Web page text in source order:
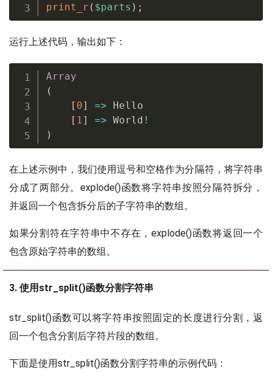
print_r ( $parts ) ;
运行上述代码，输出如下：
Array
(
[ 0] => Hello
[ 1] => World !
)
在上述示例中，我们使用逗号和空格作为分隔符，将字符串
分成了两部分。explode()函数将字符串按照分隔符拆分，
并返回一个包含拆分后的子字符串的数组。
如果分割符在字符串中不存在，explode()函数将返回一个
包含原始字符串的数组。
3. 使用str_split()函数分割字符串
str_split()函数可以将字符串按照固定的长度进行分割，返
回一个包含分割后字符片段的数组。
下面是使用str_split()函数分割字符串的示例代码：